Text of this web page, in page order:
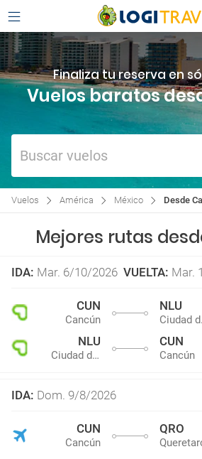
Finaliza tu reserva en
Vuelos baratos
Buscar vuelos
Vuelos América México Desde
Mejores rutas
IDA: Mar. 6/10/2026 VUELTA: Mar.
CUN
Cancún
NLU
Ciudad
NLU
Ciudad de México, México - (MEX) - Aeropuerto Internacional Benito Juárez
CUN
Cancún
IDA: Dom. 9/8/2026
CUN
Cancún
QRO